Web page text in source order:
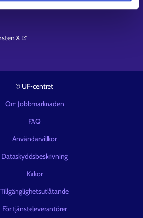
X⁠
© UF-centret
Om Jobbmarknaden
FAQ
Användarvillkor
Dataskyddsbeskrivning
Kakor
Tillgänglighetsutlåtande
För tjänsteleverantörer